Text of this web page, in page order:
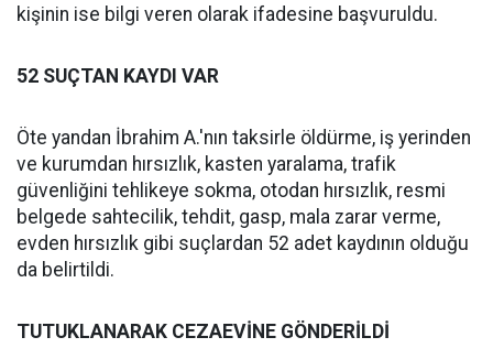
kişinin ise bilgi veren olarak ifadesine başvuruldu.
52 SUÇTAN KAYDI VAR
Öte yandan İbrahim A.'nın taksirle öldürme, iş yerinden
ve kurumdan hırsızlık, kasten yaralama, trafik
güvenliğini tehlikeye sokma, otodan hırsızlık, resmi
belgede sahtecilik, tehdit, gasp, mala zarar verme,
evden hırsızlık gibi suçlardan 52 adet kaydının olduğu
da belirtildi.
TUTUKLANARAK CEZAEVİNE GÖNDERİLDİ